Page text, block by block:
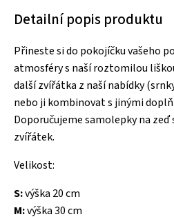
Detailní popis produktu
Přineste si do pokojíčku vašeho
atmosféry s naší roztomilou
další zvířátka z naší nabídky
nebo ji kombinovat s jinými
Doporučujeme samolepky na
zvířátek.
Velikost:
S:výška 20 cm
M:výška 30 cm